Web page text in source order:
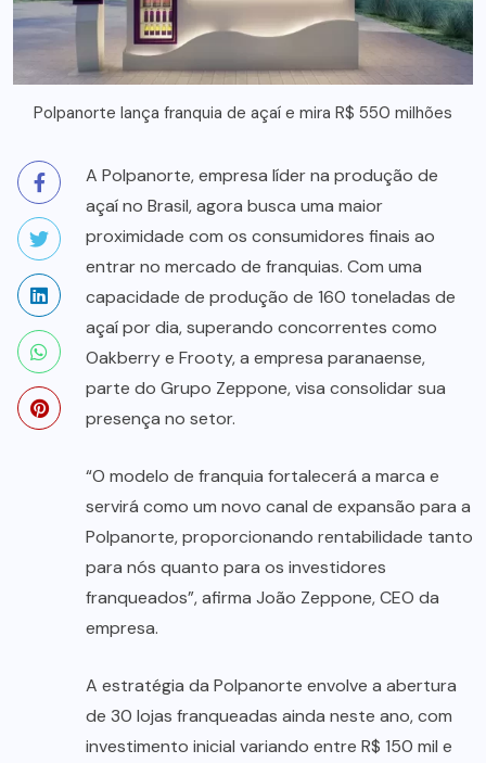
Polpanorte lança franquia de açaí e mira R$ 550 milhões
A Polpanorte, empresa líder na produção de
açaí no Brasil, agora busca uma maior
proximidade com os consumidores finais ao
entrar no mercado de franquias. Com uma
capacidade de produção de 160 toneladas de
açaí por dia, superando concorrentes como
Oakberry e Frooty, a empresa paranaense,
parte do Grupo Zeppone, visa consolidar sua
presença no setor.
“O modelo de franquia fortalecerá a marca e
servirá como um novo canal de expansão para a
Polpanorte, proporcionando rentabilidade tanto
para nós quanto para os investidores
franqueados”, afirma João Zeppone, CEO da
empresa.
A estratégia da Polpanorte envolve a abertura
de 30 lojas franqueadas ainda neste ano, com
investimento inicial variando entre R$ 150 mil e